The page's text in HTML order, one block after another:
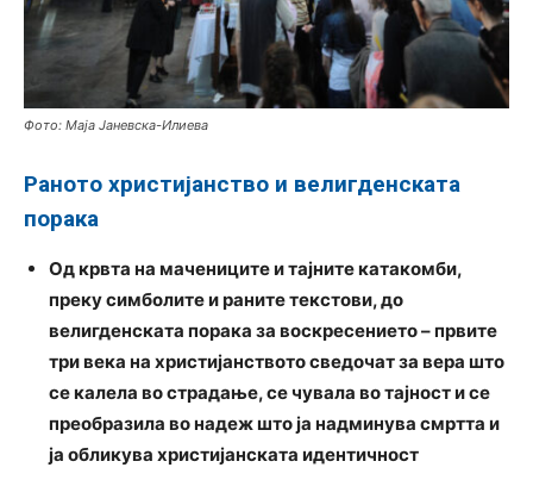
Фото: Маја Јаневска-Илиева
Раното христијанство и велигденската
порака
Од крвта на мачениците и тајните катакомби,
преку симболите и раните текстови, до
велигденската порака за воскресението – првите
три века на христијанството сведочат за вера што
се калела во страдање, се чувала во тајност и се
преобразила во надеж што ја надминува смртта и
ја обликува христијанската идентичност